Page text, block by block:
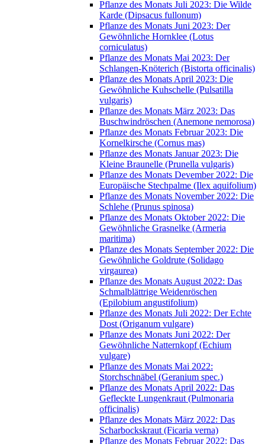
Pflanze des Monats Juli 2023: Die Wilde
Karde (Dipsacus fullonum)
Pflanze des Monats Juni 2023: Der
Gewöhnliche Hornklee (Lotus
corniculatus)
Pflanze des Monats Mai 2023: Der
Schlangen-Knöterich (Bistorta officinalis)
Pflanze des Monats April 2023: Die
Gewöhnliche Kuhschelle (Pulsatilla
vulgaris)
Pflanze des Monats März 2023: Das
Buschwindröschen (Anemone nemorosa)
Pflanze des Monats Februar 2023: Die
Kornelkirsche (Cornus mas)
Pflanze des Monats Januar 2023: Die
Kleine Braunelle (Prunella vulgaris)
Pflanze des Monats Devember 2022: Die
Europäische Stechpalme (Ilex aquifolium)
Pflanze des Monats November 2022: Die
Schlehe (Prunus spinosa)
Pflanze des Monats Oktober 2022: Die
Gewöhnliche Grasnelke (Armeria
maritima)
Pflanze des Monats September 2022: Die
Gewöhnliche Goldrute (Solidago
virgaurea)
Pflanze des Monats August 2022: Das
Schmalblättrige Weidenröschen
(Epilobium angustifolium)
Pflanze des Monats Juli 2022: Der Echte
Dost (Origanum vulgare)
Pflanze des Monats Juni 2022: Der
Gewöhnliche Natternkopf (Echium
vulgare)
Pflanze des Monats Mai 2022:
Storchschnäbel (Geranium spec.)
Pflanze des Monats April 2022: Das
Gefleckte Lungenkraut (Pulmonaria
officinalis)
Pflanze des Monats März 2022: Das
Scharbockskraut (Ficaria verna)
Pflanze des Monats Februar 2022: Das